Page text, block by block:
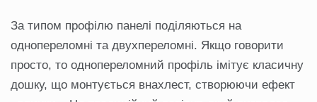
За типом профілю панелі поділяються на
однопереломні та двухпереломні. Якщо говорити
просто, то однопереломний профіль імітує класичну
дошку, що монтується внахлест, створюючи ефект